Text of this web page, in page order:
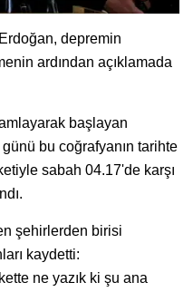
depremin
ardından açıklamada
başlayan
bu coğrafyanın tarihte
sabah 04.17'de karşı
şehirlerden birisi
kaydetti:
ne yazık ki şu ana